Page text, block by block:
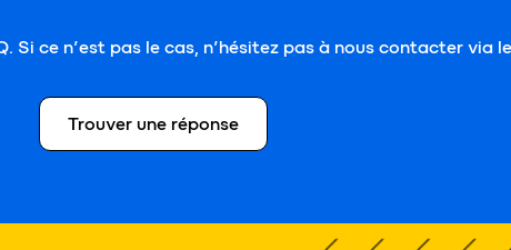
Si ce n’est pas le cas, n’hésitez pas à nous contacter via
Trouver une réponse